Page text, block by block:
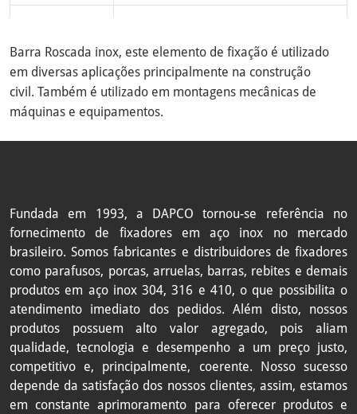
2BRM16
BARRA ROSC DIN 976-1 A2 M16 -
P2,00 X 1M
P2,50 X 1M
2BRM22
BARRA ROSC DIN 976-1 A2 M22 -
P2,50 X 1M
2BRM24
BARRA ROSC DIN 976-1 A2 M24 -
P3,00 X 1M
2BRM30
BARRA ROSC DIN 976-1 A2 M30 -
P3,50 X 1M
2BRM36
BARRA ROSC DIN 976-1 A2 M36 -
P4.00 X 1M
Barra Roscada inox, este elemento de fixação é utilizado
em diversas aplicações principalmente na construção
civil. Também é utilizado em montagens mecânicas de
máquinas e equipamentos.
Fundada em 1993, a DAPCO tornou-se referência no
fornecimento de fixadores em aço inox no mercado
brasileiro. Somos fabricantes e distribuidores de fixadores
como parafusos, porcas, arruelas, barras, rebites e demais
produtos em aço inox 304, 316 e 410, o que possibilita o
atendimento imediato dos pedidos. Além disto, nossos
produtos possuem alto valor agregado, pois aliam
qualidade, tecnologia e desempenho a um preço justo,
competitivo e, principalmente, coerente. Nosso sucesso
depende da satisfação dos nossos clientes, assim, estamos
em constante aprimoramento para oferecer produtos e